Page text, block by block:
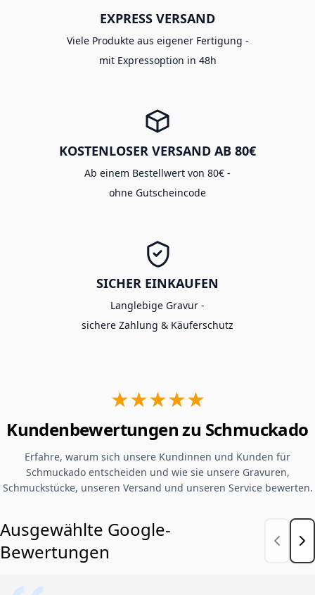
EXPRESS VERSAND
Viele Produkte aus eigener Fertigung -
mit Expressoption in 48h
KOSTENLOSER VERSAND AB 80€
Ab einem Bestellwert von 80€ -
ohne Gutscheincode
SICHER EINKAUFEN
Langlebige Gravur -
sichere Zahlung & Käuferschutz
★★★★★
Kundenbewertungen zu Schmuckado
Erfahre, warum sich unsere Kundinnen und Kunden für
Schmuckado entscheiden und wie sie unsere Gravuren,
Schmuckstücke, unseren Versand und unseren Service bewerten.
Ausgewählte Google-
Bewertungen